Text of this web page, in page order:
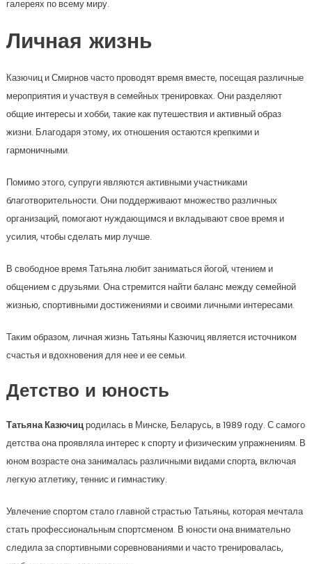
галереях по всему миру.
Личная жизнь
Казючиц и Смирнов часто проводят время вместе, посещая различные
мероприятия и участвуя в семейных тренировках. Они разделяют
общие интересы и хобби, такие как путешествия и активный образ
жизни. Благодаря этому, их отношения остаются крепкими и
гармоничными.
Помимо этого, супруги являются активными участниками
благотворительности. Они поддерживают множество различных
организаций, помогают нуждающимся и вкладывают свое время и
усилия, чтобы сделать мир лучше.
В свободное время Татьяна любит заниматься йогой, чтением и
общением с друзьями. Она стремится найти баланс между семейной
жизнью, спортивными достижениями и своими личными интересами.
Таким образом, личная жизнь Татьяны Казючиц является источником
счастья и вдохновения для нее и ее семьи.
Детство и юность
Татьяна Казючицродилась в Минске, Беларусь, в 1989 году. С самого
детства она проявляла интерес к спорту и физическим упражнениям. В
юном возрасте она занималась различными видами спорта, включая
легкую атлетику, теннис и гимнастику.
Увлечение спортом стало главной страстью Татьяны, которая мечтала
стать профессиональным спортсменом. В юности она внимательно
следила за спортивными соревнованиями и часто тренировалась,